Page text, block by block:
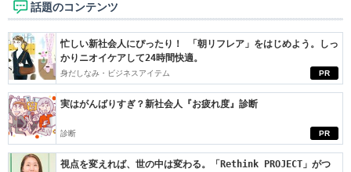
話題のコンテンツ
PR
忙しい新社会人にぴったり！ 「朝リフレア」をはじめよう。しっ
かりニオイケアして24時間快適。
身だしなみ・ビジネスアイテム
PR
実はがんばりすぎ？新社会人『お疲れ度』診断
診断
視点を変えれば、世の中は変わる。「Rethink PROJECT」がつ